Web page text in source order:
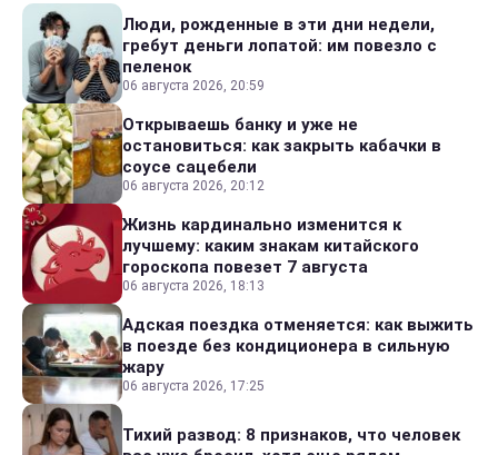
Люди, рожденные в эти дни недели,
гребут деньги лопатой: им повезло с
пеленок
06 августа 2026, 20:59
Открываешь банку и уже не
остановиться: как закрыть кабачки в
соусе сацебели
06 августа 2026, 20:12
Жизнь кардинально изменится к
лучшему: каким знакам китайского
гороскопа повезет 7 августа
06 августа 2026, 18:13
Адская поездка отменяется: как выжить
в поезде без кондиционера в сильную
жару
06 августа 2026, 17:25
Тихий развод: 8 признаков, что человек